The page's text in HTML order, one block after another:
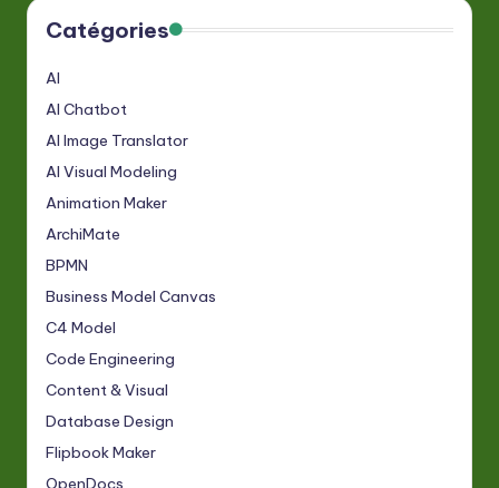
Catégories
AI
AI Chatbot
AI Image Translator
AI Visual Modeling
Animation Maker
ArchiMate
BPMN
Business Model Canvas
C4 Model
Code Engineering
Content & Visual
Database Design
Flipbook Maker
OpenDocs